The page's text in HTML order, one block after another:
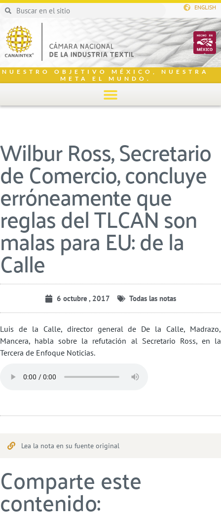
ENGLISH
NUESTRO OBJETIVO MÉXICO, NUESTRA
META EL MUNDO.
Wilbur Ross, Secretario
de Comercio, concluye
erróneamente que
reglas del TLCAN son
malas para EU: de la
Calle
6 octubre , 2017 Todas las notas
Luis de la Calle, director general de De la Calle, Madrazo,
Mancera, habla sobre la refutación al Secretario Ross, en la
Tercera de Enfoque Noticias.
Lea la nota en su fuente original
Comparte este
contenido: